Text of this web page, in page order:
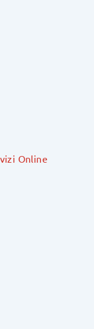
Online